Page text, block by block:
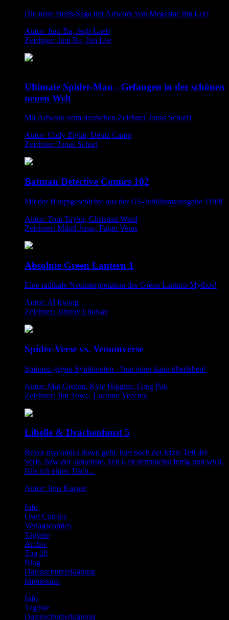
Die neue Hush-Saga mit Artwork von Megastar Jim Lee!
Autor: Juni Ba, Jeph Loeb
Zeichner: Juni Ba, Jim Lee
Ultimate Spider-Man - Gefangen in der schönen
neuen Welt
Mit Artwork vom deutschen Zeichner Jonas Scharf!
Autor: Cody Ziglar, Deniz Camp
Zeichner: Jonas Scharf
Batman Detective Comics 102
Mit der Hauptgeschichte aus der US-Jubiläumsausgabe 1100!
Autor: Tom Taylor, Christian Ward
Zeichner: Mikel Janin, Fabio Veras
Absolute Green Lantern 1
Eine radikale Neuinterpretation des Green Lantern-Mythos!
Autor: Al Ewing
Zeichner: Jahnoy Lindsay
Spider-Verse vs. Venomverse
Spinnen gegen Symbionten –?nur einer kann überleben!
Autor: Mat Groom, Kyle Higgins, Greg Pak
Zeichner: Jim Towe, Luciano Vecchio
Libelle & Drachenfaust 5
Bevor mycomics down geht, hier noch der letzte Teil der
Serie, bzw der aktuellste. Teil 6 ist demnächst fertig und wird,
falls ich einen Tisch...
Autor: Jens Kasper
Info
User Comics
Verlagscomics
Tagliste
Archiv
Top 20
Blog
Datenschutzerklärung
Impressum
Info
Tagliste
Datenschutzerklärung